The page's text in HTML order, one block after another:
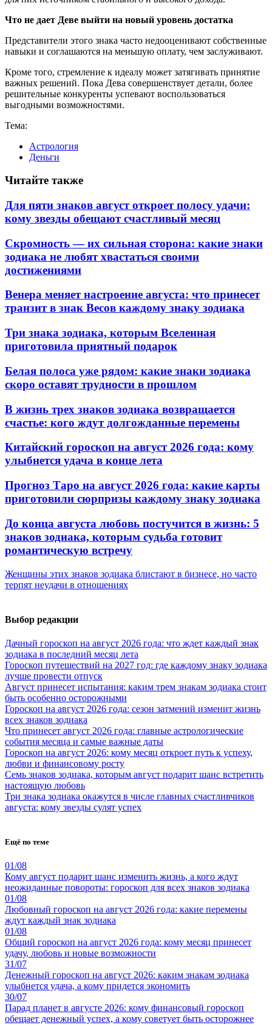
Что не дает Деве выйти на новый уровень достатка
Представители этого знака часто недооценивают собственные
навыки и соглашаются на меньшую оплату, чем заслуживают.
Кроме того, стремление к идеалу может затягивать принятие
важных решений. Пока Дева совершенствует детали, более
решительные конкуренты успевают воспользоваться
выгодными возможностями.
Тема:
Астрология
Деньги
Читайте также
Для пяти знаков август откроет полосу удачи:
кому звезды обещают счастливый месяц
Скромность — их сильная сторона: какие знаки
зодиака не любят хвастаться своими
достижениями
Венера меняет настроение августа: что принесет
транзит в знак Весов каждому знаку зодиака
Три знака зодиака, которым Вселенная
приготовила приятный подарок
Белая полоса уже рядом: какие знаки зодиака
скоро оставят трудности в прошлом
В жизнь трех знаков зодиака возвращается
счастье: кого ждут долгожданные перемены
Китайский гороскоп на август 2026 года: кому
улыбнется удача в конце лета
Прогноз Таро на август 2026 года: какие карты
приготовили сюрпризы каждому знаку зодиака
До конца августа любовь постучится в жизнь: 5
знаков зодиака, которым судьба готовит
романтическую встречу
Женщины этих знаков зодиака блистают в бизнесе, но часто
терпят неудачи в отношениях
Выбор редакции
Дачный гороскоп на август 2026 года: что ждет каждый знак
зодиака в последний месяц лета
Гороскоп путешествий на 2027 год: где каждому знаку зодиака
лучше провести отпуск
Август принесет испытания: каким трем знакам зодиака стоит
быть особенно осторожными
Гороскоп на август 2026 года: сезон затмений изменит жизнь
всех знаков зодиака
Что принесет август 2026 года: главные астрологические
события месяца и самые важные даты
Гороскоп на август 2026: кому месяц откроет путь к успеху,
любви и финансовому росту
Семь знаков зодиака, которым август подарит шанс встретить
настоящую любовь
Три знака зодиака окажутся в числе главных счастливчиков
августа: кому звезды сулят успех
Ещё по теме
01/08
Кому август подарит шанс изменить жизнь, а кого ждут
неожиданные повороты: гороскоп для всех знаков зодиака
01/08
Любовный гороскоп на август 2026 года: какие перемены
ждут каждый знак зодиака
01/08
Общий гороскоп на август 2026 года: кому месяц принесет
удачу, любовь и новые возможности
31/07
Денежный гороскоп на август 2026: каким знакам зодиака
улыбнется удача, а кому придется экономить
30/07
Парад планет в августе 2026: кому финансовый гороскоп
обещает денежный успех, а кому советует быть осторожнее